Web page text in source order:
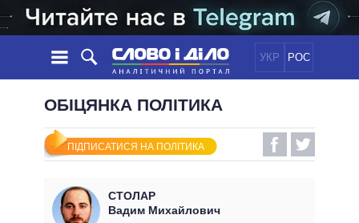
УКР РОС
НОВИНИ
СТРІЧКА
ПОДІЇ
СТАТТІ
ДУМКИ
ПОЛІТИКА
ЕКОНОМІКА
СВІТ
ОБIЦЯНКИ
УСІ ПОЛІТИКИІНФОГРАФІКА
ОБІЦЯНКА ПОЛІТИКА
ПІДПИСАТИСЯ НА ПОЛІТИКА
СТОЛАР
Вадим Михайлович